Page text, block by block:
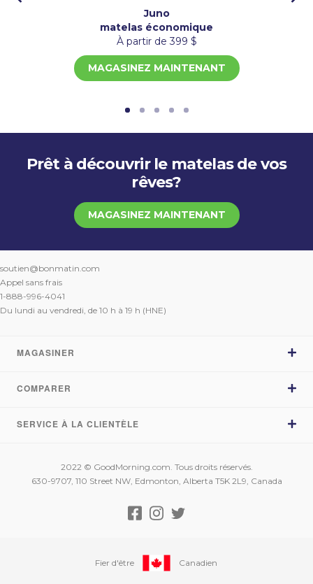
Juno
matelas économique
À partir de 399 $
MAGASINEZ MAINTENANT
Prêt à découvrir le matelas de vos
rêves?
MAGASINEZ MAINTENANT
soutien@bonmatin.com
Appel sans frais
1-888-996-4041
Du lundi au vendredi, de 10 h à 19 h (HNE)
MAGASINER
Magasiner les matelas
Commentaires
Fabriqué au Canada
COMPARER
Sleep Country vs BonMatin.com
La Baie vs BonMatin.com
Léon vs BonMatin.com
SERVICE À LA CLIENTÈLE
Mon compte
Suivi de ma commande
Promesse de prix
2022 © GoodMorning.com. Tous droits réservés.
630-9707, 110 Street NW, Edmonton, Alberta T5K 2L9, Canada
Fier d'être Canadien